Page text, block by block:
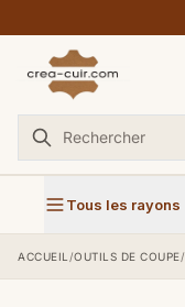
Tous les rayons
ACCUEIL /OUTILS DE COUPE/